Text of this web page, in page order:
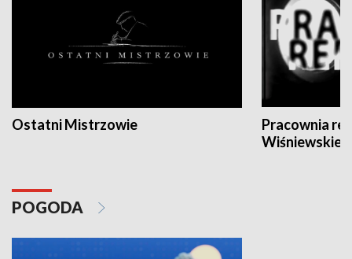
Ostatni Mistrzowie
Pracownia
POGODA